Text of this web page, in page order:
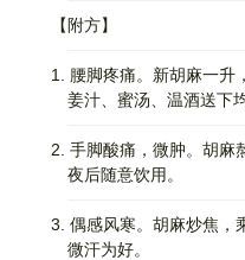
【附方】
1. 腰脚疼痛。新胡麻一升
姜汁、蜜汤、温酒送下
2. 手脚酸痛，微肿。胡麻
夜后随意饮用。
3. 偶感风寒。胡麻炒焦，
微汗为好。